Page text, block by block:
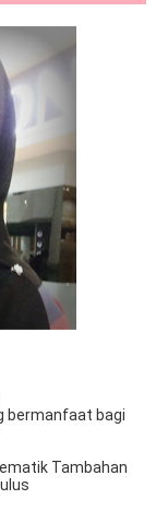
bermanfaat bagi
Tambahan